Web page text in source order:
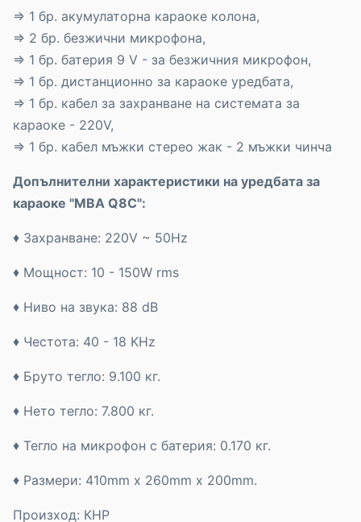
⇒ 1 бр. акумулаторна караоке колона,
⇒ 2 бр. безжични микрофона,
⇒ 1 бр. батерия 9 V - за безжичния микрофон,
⇒ 1 бр. дистанционно за караоке уредбата,
⇒ 1 бр. кабел за захранване на системата за
караоке - 220V,
⇒ 1 бр. кабел мъжки стерео жак - 2 мъжки чинча
Допълнителни характеристики на уредбата за
караоке "MBA Q8C":
♦ Захранване: 220V ~ 50Hz
♦ Мощност: 10 - 150W rms
♦ Ниво на звука: 88 dB
♦ Честота: 40 - 18 KHz
♦ Бруто тегло: 9.100 кг.
♦ Нето тегло: 7.800 кг.
♦ Тегло на микрофон с батерия: 0.170 кг.
♦ Размери: 410mm x 260mm x 200mm.
Произход: КНР